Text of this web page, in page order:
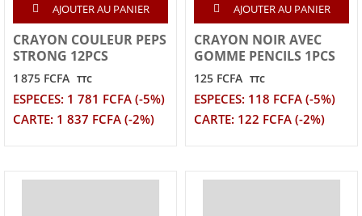
AJOUTER AU PANIER
CRAYON COULEUR PEPS
STRONG 12PCS
1 875 FCFA TTC
ESPECES: 1 781 FCFA (-5%)
CARTE: 1 837 FCFA (-2%)
AJOUTER AU PANIER
CRAYON NOIR AVEC
GOMME PENCILS 1PCS
125 FCFA TTC
ESPECES: 118 FCFA (-5%)
CARTE: 122 FCFA (-2%)